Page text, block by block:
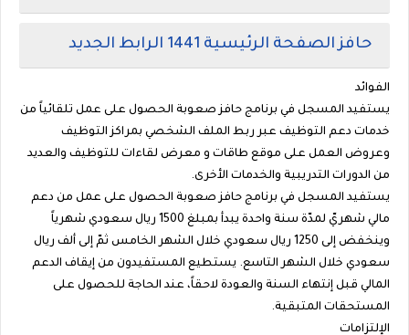
حافز الصفحة الرئيسية 1441 الرابط الجديد
الفوائد
يستفيد المسجل في برنامج حافز صعوبة الحصول على عمل تلقائياً من
خدمات دعم التوظيف عبر ربط الملف الشخصي بمراكز التوظيف
وعروض العمل على موقع طاقات و معرض لقاءات للتوظيف والعديد
من الدورات التدريبية والخدمات الأخرى.
يستفيد المسجل في برنامج حافز صعوبة الحصول على عمل من دعم
مالي شهريّ لمدّة سنة واحدة يبدأ بمبلغ 1500 ريال سعودي شهرياً
وينخفض إلى 1250 ريال سعودي خلال الشهر الخامس ثمّ إلى ألف ريال
سعودي خلال الشهر التاسع. يستطيع المستفيدون من إيقاف الدعم
المالي قبل إنتهاء السنة والعودة لاحقاً، عند الحاجة للحصول على
المستحقات المتبقية.
الإلتزامات